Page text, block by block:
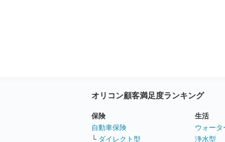
オリコン顧客満足度ランキング
保険
自動車保険
└ ダイレクト型
生活
ウォー
浄水型